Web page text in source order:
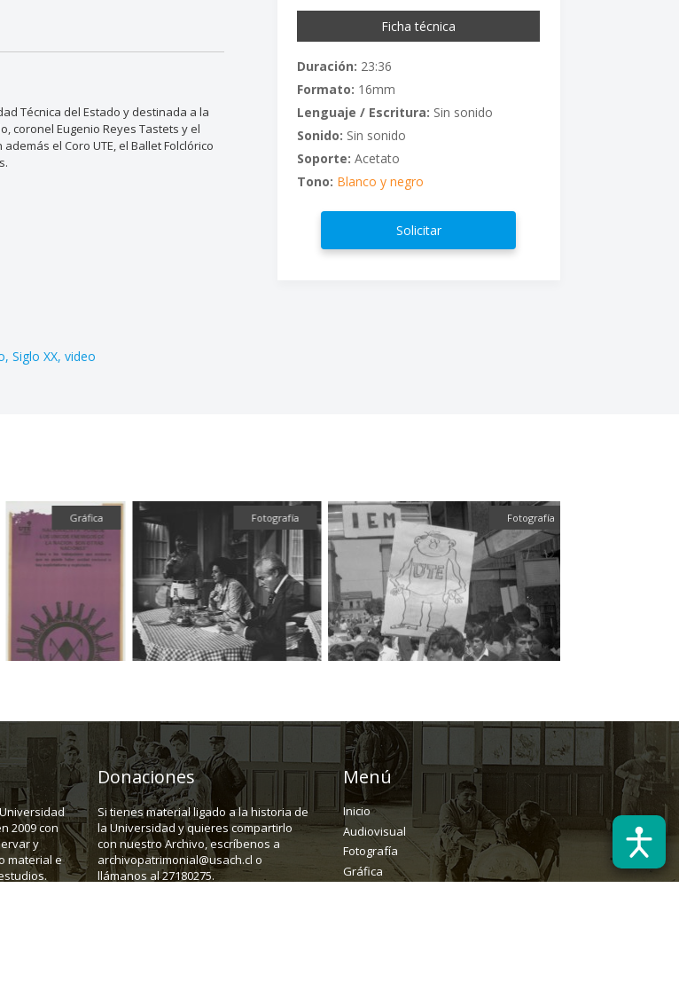
Técnica del Estado y destinada a la
coronel Eugenio Reyes Tastets y el
el Coro UTE, el Ballet Folclórico
Siglo XX video
Ficha técnica
Duración: 23:36
Formato: 16mm
Lenguaje / Escritura: Sin sonido
Sonido: Sin sonido
Soporte: Acetato
Tono: Blanco y negro
Solicitar
Gráfica Fotografía Fotografía
2009 con
y
material e
Donaciones
Si tienes material ligado a la historia de
la Universidad y quieres compartirlo
con nuestro Archivo, escríbenos a
archivopatrimonial@usach.cl o
llámanos al 27180275.
Menú
Inicio
Audiovisual
Fotografía
Gráfica